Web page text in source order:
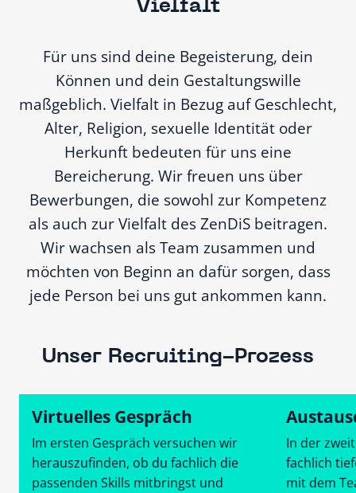
Vielfalt
Für uns sind deine Begeisterung, dein
Können und dein Gestaltungswille
maßgeblich. Vielfalt in Bezug auf Geschlecht,
Alter, Religion, sexuelle Identität oder
Herkunft bedeuten für uns eine
Bereicherung. Wir freuen uns über
Bewerbungen, die sowohl zur Kompetenz
als auch zur Vielfalt des ZenDiS beitragen.
Wir wachsen als Team zusammen und
möchten von Beginn an dafür sorgen, dass
jede Person bei uns gut ankommen kann.
Unser Recruiting-Prozess
Virtuelles Gespräch
Im ersten Gespräch versuchen wir
herauszufinden, ob du fachlich die
passenden Skills mitbringst und
In der
fachlich
mit dem